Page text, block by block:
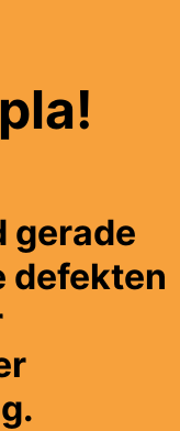
gerade
defekten